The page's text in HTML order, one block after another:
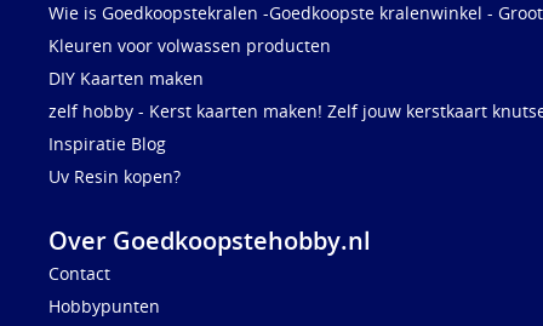
Wie is Goedkoopstekralen -Goedkoopste kralenwinkel -
Kleuren voor volwassen producten
DIY Kaarten maken
zelf hobby - Kerst kaarten maken! Zelf jouw kerstkaart
Inspiratie Blog
Uv Resin kopen?
Over Goedkoopstehobby.nl
Contact
Hobbypunten